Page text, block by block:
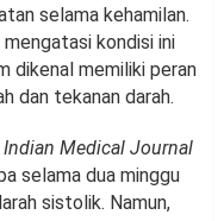
selama kehamilan.
kondisi ini
dikenal memiliki peran
dan tekanan darah.
Indian Medical Journal
selama dua minggu
sistolik. Namun,